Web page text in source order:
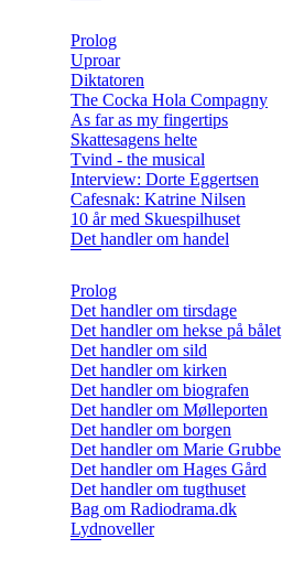
Prolog
Uproar
Diktatoren
The Cocka Hola Compagny
As far as my fingertips
Skattesagens helte
Tvind - the musical
Interview: Dorte Eggertsen
Cafesnak: Katrine Nilsen
10 år med Skuespilhuset
Det handler om handel
Prolog
Det handler om tirsdage
Det handler om hekse på bålet
Det handler om sild
Det handler om kirken
Det handler om biografen
Det handler om Mølleporten
Det handler om borgen
Det handler om Marie Grubbe
Det handler om Hages Gård
Det handler om tugthuset
Bag om Radiodrama.dk
Lydnoveller